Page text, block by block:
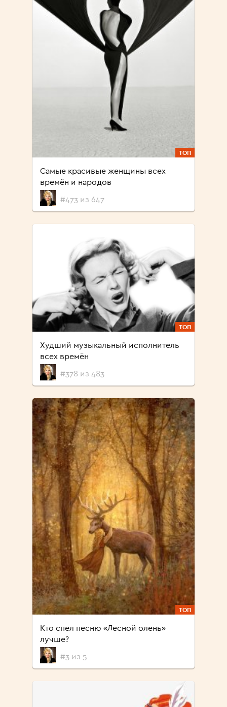
ТОП
Самые красивые женщины всех
времён и народов
#473 из 647
ТОП
Худший музыкальный исполнитель
всех времён
#378 из 483
ТОП
Кто спел песню «Лесной олень»
лучше?
#3 из 5